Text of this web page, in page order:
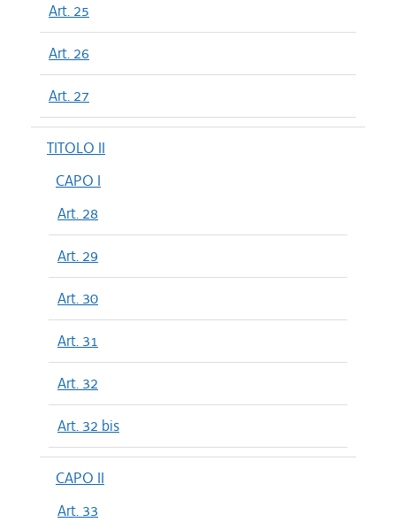
Art. 25
Art. 26
Art. 27
TITOLO II
CAPO I
Art. 28
Art. 29
Art. 30
Art. 31
Art. 32
Art. 32 bis
CAPO II
Art. 33